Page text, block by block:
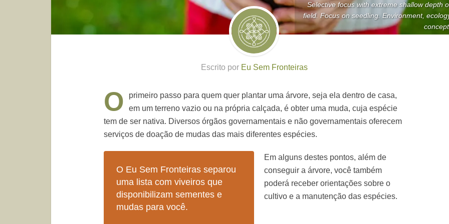
Selective focus with extreme shallow depth
field. Focus on seedling. Environment,
concept.
Escrito por Eu Sem Fronteiras
O
primeiro passo para quem quer plantar uma árvore, seja ela dentro de casa,
em um terreno vazio ou na própria calçada, é obter uma muda, cuja espécie
tem de ser nativa. Diversos órgãos governamentais e não governamentais oferecem
serviços de doação de mudas das mais diferentes espécies.
O Eu Sem Fronteiras separou
uma lista com viveiros que
disponibilizam sementes e
mudas para você.
Em alguns destes pontos, além de
conseguir a árvore, você também
poderá receber orientações sobre o
cultivo e a manutenção das espécies.